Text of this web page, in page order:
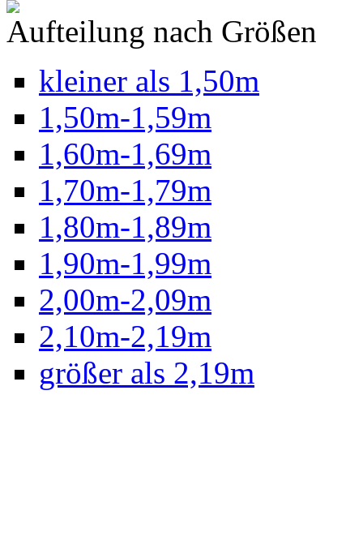
Aufteilung nach Größen
kleiner als 1,50m
1,50m-1,59m
1,60m-1,69m
1,70m-1,79m
1,80m-1,89m
1,90m-1,99m
2,00m-2,09m
2,10m-2,19m
größer als 2,19m